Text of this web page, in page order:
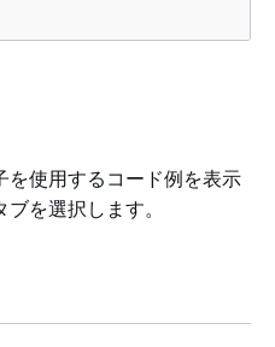
を使用するコード例を表示
を選択します。